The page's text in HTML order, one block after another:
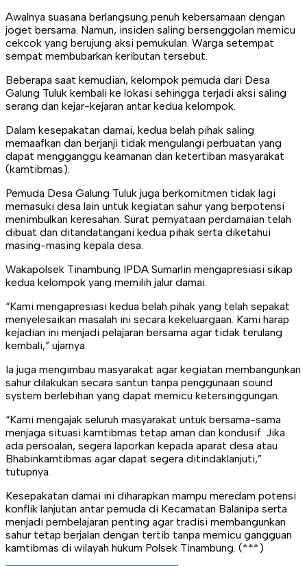
Awalnya suasana berlangsung penuh kebersamaan dengan
joget bersama. Namun, insiden saling bersenggolan memicu
cekcok yang berujung aksi pemukulan. Warga setempat
sempat membubarkan keributan tersebut.
Beberapa saat kemudian, kelompok pemuda dari Desa
Galung Tuluk kembali ke lokasi sehingga terjadi aksi saling
serang dan kejar-kejaran antar kedua kelompok.
Dalam kesepakatan damai, kedua belah pihak saling
memaafkan dan berjanji tidak mengulangi perbuatan yang
dapat mengganggu keamanan dan ketertiban masyarakat
(kamtibmas).
Pemuda Desa Galung Tuluk juga berkomitmen tidak lagi
memasuki desa lain untuk kegiatan sahur yang berpotensi
menimbulkan keresahan. Surat pernyataan perdamaian telah
dibuat dan ditandatangani kedua pihak serta diketahui
masing-masing kepala desa.
Wakapolsek Tinambung IPDA Sumarlin mengapresiasi sikap
kedua kelompok yang memilih jalur damai.
“Kami mengapresiasi kedua belah pihak yang telah sepakat
menyelesaikan masalah ini secara kekeluargaan. Kami harap
kejadian ini menjadi pelajaran bersama agar tidak terulang
kembali,” ujarnya.
Ia juga mengimbau masyarakat agar kegiatan membangunkan
sahur dilakukan secara santun tanpa penggunaan sound
system berlebihan yang dapat memicu ketersinggungan.
“Kami mengajak seluruh masyarakat untuk bersama-sama
menjaga situasi kamtibmas tetap aman dan kondusif. Jika
ada persoalan, segera laporkan kepada aparat desa atau
Bhabinkamtibmas agar dapat segera ditindaklanjuti,”
tutupnya.
Kesepakatan damai ini diharapkan mampu meredam potensi
konflik lanjutan antar pemuda di Kecamatan Balanipa serta
menjadi pembelajaran penting agar tradisi membangunkan
sahur tetap berjalan dengan tertib tanpa memicu gangguan
kamtibmas di wilayah hukum Polsek Tinambung. (***)